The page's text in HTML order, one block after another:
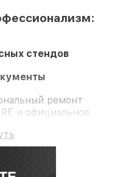
стендов
ремонт
и официальное